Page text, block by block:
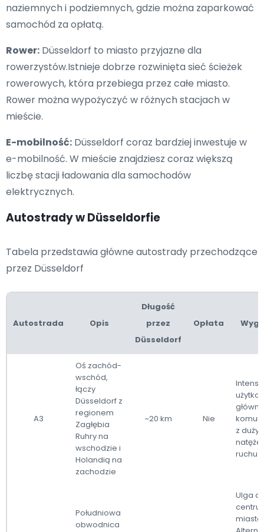
naziemnych i podziemnych, gdzie można zaparkować
samochód za opłatą.
Rower: Düsseldorf to miasto przyjazne dla
rowerzystów.Istnieje dobrze rozwinięta sieć ścieżek
rowerowych, która przebiega przez całe miasto.
Rower można wypożyczyć w różnych stacjach w
mieście.
E-mobilność: Düsseldorf coraz bardziej inwestuje w
e-mobilność. W mieście znajdziesz coraz większą
liczbę stacji ładowania dla samochodów
elektrycznych.
Autostrady w Düsseldorfie
Tabela przedstawia główne autostrady przechodzące
przez Düsseldorf
Autostrada Opis
Długość
przez
Düsseldorf
Opłata
A3
Oś zachód-
wschód,
łączy
Düsseldorf z
regionem
Zagłębia
Ruhry na
wschodzie i
Holandią na
zachodzie
~20 km Nie
z
ruchu.
Południowa
obwodnica
Ulga
miasta: